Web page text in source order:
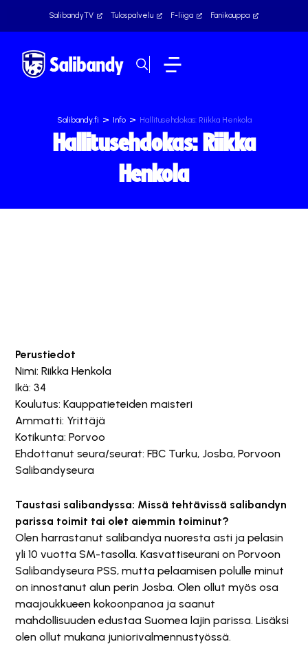
SalibandyTV Tulospalvelu F-liiga Fanikauppa
Salibandy.fi > Info > Hallitusehdokas: Riikka Henkola
Hallitusehdokas: Riikka
Henkola
Perustiedot
Nimi: Riikka Henkola
Ikä: 34
Koulutus: Kauppatieteiden maisteri
Ammatti: Yrittäjä
Kotikunta: Porvoo
Ehdottanut seura/seurat: FBC Turku, Josba, Porvoon
Salibandyseura
Taustasi salibandyssa: Missä tehtävissä salibandyn
parissa toimit tai olet aiemmin toiminut?
Olen harrastanut salibandya nuoresta asti ja pelasin
yli 10 vuotta SM-tasolla. Kasvattiseurani on Porvoon
Salibandyseura PSS, mutta pelaamisen polulle minut
on innostanut alun perin Josba. Olen ollut myös osa
maajoukkueen kokoonpanoa ja saanut
mahdollisuuden edustaa Suomea lajin parissa. Lisäksi
olen ollut mukana juniorivalmennustyössä.